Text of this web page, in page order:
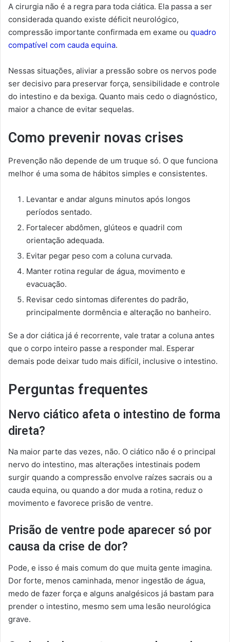
A cirurgia não é a regra para toda ciática. Ela passa a ser
considerada quando existe déficit neurológico,
compressão importante confirmada em exame ou quadro
compatível com cauda equina.
Nessas situações, aliviar a pressão sobre os nervos pode
ser decisivo para preservar força, sensibilidade e controle
do intestino e da bexiga. Quanto mais cedo o diagnóstico,
maior a chance de evitar sequelas.
Como prevenir novas crises
Prevenção não depende de um truque só. O que funciona
melhor é uma soma de hábitos simples e consistentes.
Levantar e andar alguns minutos após longos
períodos sentado.
Fortalecer abdômen, glúteos e quadril com
orientação adequada.
Evitar pegar peso com a coluna curvada.
Manter rotina regular de água, movimento e
evacuação.
Revisar cedo sintomas diferentes do padrão,
principalmente dormência e alteração no banheiro.
Se a dor ciática já é recorrente, vale tratar a coluna antes
que o corpo inteiro passe a responder mal. Esperar
demais pode deixar tudo mais difícil, inclusive o intestino.
Perguntas frequentes
Nervo ciático afeta o intestino de forma
direta?
Na maior parte das vezes, não. O ciático não é o principal
nervo do intestino, mas alterações intestinais podem
surgir quando a compressão envolve raízes sacrais ou a
cauda equina, ou quando a dor muda a rotina, reduz o
movimento e favorece prisão de ventre.
Prisão de ventre pode aparecer só por
causa da crise de dor?
Pode, e isso é mais comum do que muita gente imagina.
Dor forte, menos caminhada, menor ingestão de água,
medo de fazer força e alguns analgésicos já bastam para
prender o intestino, mesmo sem uma lesão neurológica
grave.